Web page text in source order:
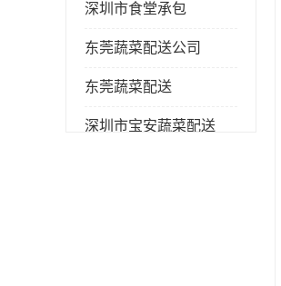
深圳市食堂承包
东莞蔬菜配送公司
东莞蔬菜配送
深圳市宝安蔬菜配送